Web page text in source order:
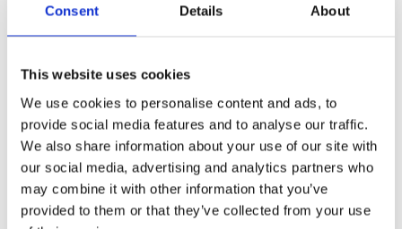
Consent Details About
This website uses cookies
We use cookies to personalise content and ads, to
provide social media features and to analyse our traffic.
We also share information about your use of our site with
our social media, advertising and analytics partners who
may combine it with other information that you’ve
provided to them or that they’ve collected from your use
meraviglie invernale. In qualunque periodo dell’anno, i
Laghi di Plitvice vi conquisteranno il cuore e vi lasceranno